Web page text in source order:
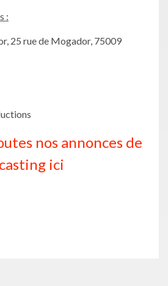
:
25 rue de Mogador, 75009
nos annonces de
casting ici